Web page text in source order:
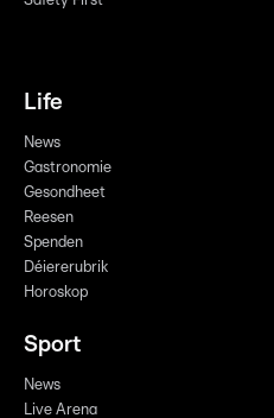
Life
News
Gastronomie
Gesondheet
Reesen
Spenden
Déiererubrik
Horoskop
Sport
News
Live Arena